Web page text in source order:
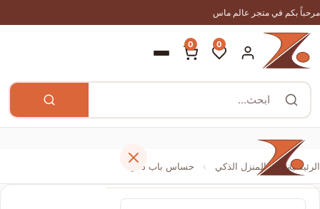
مرحباً بكم في متجر عالم ماس
0
0
الرئيسية › المنزل الذكي › حساس باب ذكي